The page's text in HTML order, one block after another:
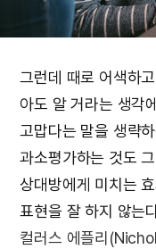
그런데 때로 어색하
아도 알 거라는 생각
고맙다는 말을 생략
과소평가하는 것도
상대방에게 미치는
표현을 잘 하지 않는
컬러스 에플리